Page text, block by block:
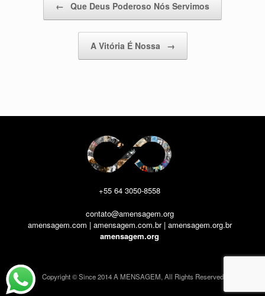
← Que Deus Poderoso Nós Servimos
A Vitória É Nossa →
+55 64 3050-8558
contato@amensagem.org
amensagem.com | amensagem.com.br | amensagem.org.br
amensagem.org
Copyright © Since 2014 A MENSAGEM, All Rights Reserved